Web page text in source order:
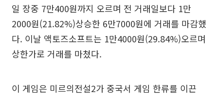
일 장중 7만400원까지 오르며 전 거래일보다 1만
2000원(21.82%)상승한 6만7000원에 거래를 마감했
다. 이날 액토즈소프트는 1만4000원(29.84%)오르며
상한가로 거래를 마쳤다.
이 게임은 미르의전설2가 중국서 게임 한류를 이끈